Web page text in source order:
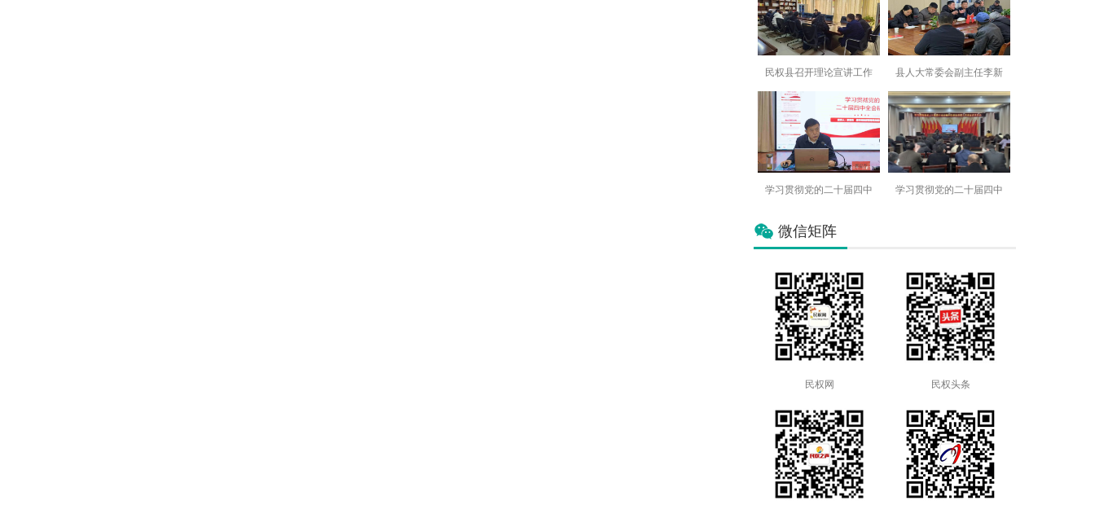
民权县召开理论宣讲工作 县人大常委会副主任李新
学习贯彻党的二十届四中 学习贯彻党的二十届四中
微信矩阵
民权网 民权头条